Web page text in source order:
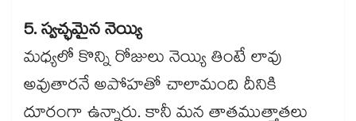
5. స్వచ్ఛమైన నెయ్యి
మధ్యలో కొన్ని రోజులు నెయ్యి తింటే లావు
అవుతారనే అపోహతో చాలామంది దీనికి
దూరంగా ఉన్నారు. కానీ మన తాతముత్తాతలు